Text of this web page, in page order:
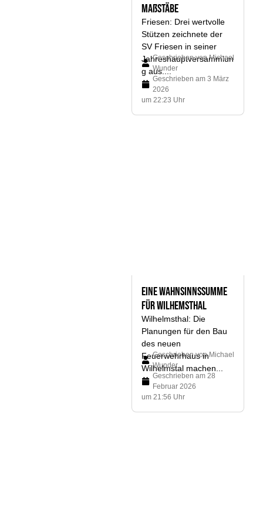
Maßstäbe
Friesen: Drei wertvolle
Stützen zeichnete der
SV Friesen in seiner
Jahreshauptversammlun
g aus....
Geschrieben vonMichael
Wunder
Geschrieben am 3 März
2026
um 22:23 Uhr
Eine Wahnsinnssumme
für Wilhemsthal
Wilhelmsthal: Die
Planungen für den Bau
des neuen
Feuerwehrhaus in
Wilhelmstal machen...
Geschrieben vonMichael
Wunder
Geschrieben am 28
Februar 2026
um 21:56 Uhr